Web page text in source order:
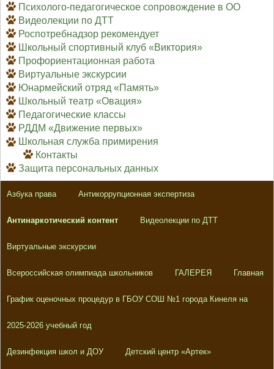
Психолого-педагогическое сопровождение в ОО
Видеолекции по ДТТ
Роспотребнадзор рекомендует
Школьный спортивный клуб «Виктория»
Профориентационная работа
Виртуальные экскурсии
Юнармейский отряд «Память»
Школьный театр «Овация»
Педагогические классы
РДДМ «Движение первых»
Школьная служба примирения
Контакты
Защита персональных данных
Азбука права Антикоррупционная экспертиза
Антинаркотический контент Видеолекции по ДТТ
Виртуальные экскурсии
Всероссийская олимпиада школьников ГАЛЕРЕЯ Главная
График оценочных процедур в ГБОУ СОШ №1 города Кинеля на
2025-2026 учебный год
Дезинфекция школ и ДОУ Детский центр «Артек»